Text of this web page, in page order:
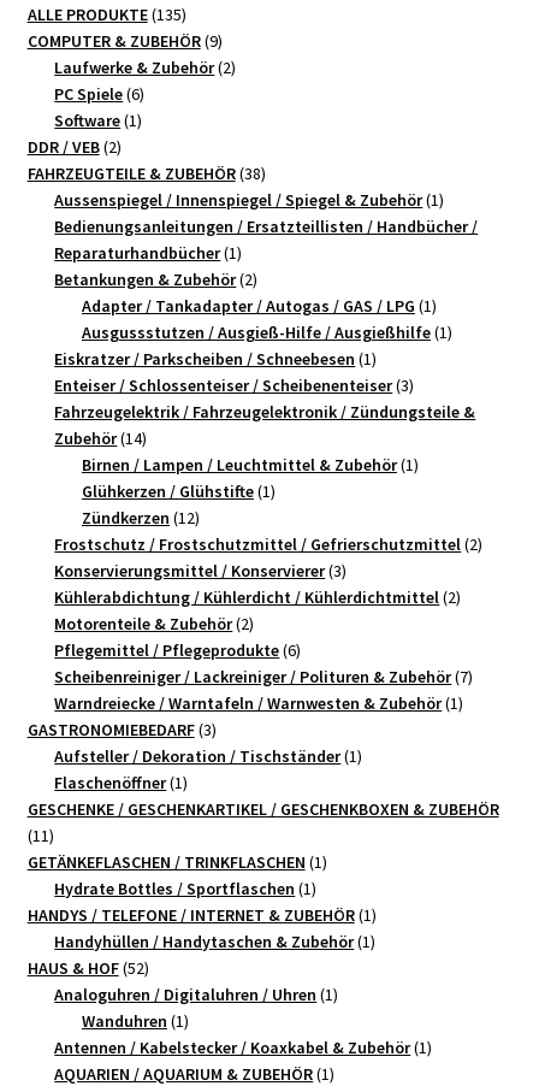
ALLE PRODUKTE 135135
Produkte
COMPUTER & ZUBEHÖR 99
Produkte
Laufwerke & Zubehör 22
PC Spiele 66
Produkte
Software 11
DDR / VEB 22
Produkte
FAHRZEUGTEILE & ZUBEHÖR 3838
Produkte
Aussenspiegel / Innenspiegel / Spiegel & Zubehör 11
Produkt
Bedienungsanleitungen / Ersatzteillisten / Handbücher /
Reparaturhandbücher 11
Produkt
Betankungen & Zubehör 22
Produkte
Adapter / Tankadapter / Autogas / GAS / LPG 11
Produkt
Ausgussstutzen / Ausgieß-Hilfe / Ausgießhilfe 11
Eiskratzer / Parkscheiben / Schneebesen 11
Produkt
Enteiser / Schlossenteiser / Scheibenenteiser 33
Produkte
Fahrzeugelektrik / Fahrzeugelektronik / Zündungsteile &
Zubehör 1414
Produkte
Birnen / Lampen / Leuchtmittel & Zubehör 11
Glühkerzen / Glühstifte 11
Zündkerzen 1212
Produkte
Frostschutz / Frostschutzmittel / Gefrierschutzmittel 22
Konservierungsmittel / Konservierer 33
Produkte
Kühlerabdichtung / Kühlerdicht / Kühlerdichtmittel 22
Motorenteile & Zubehör 22
Produkte
Pflegemittel / Pflegeprodukte 66
Produkte
Scheibenreiniger / Lackreiniger / Polituren & Zubehör 77
Warndreiecke / Warntafeln / Warnwesten & Zubehör 11
GASTRONOMIEBEDARF 33
Produkte
Aufsteller / Dekoration / Tischständer 11
Flaschenöffner 11
Produkt
GESCHENKE / GESCHENKARTIKEL / GESCHENKBOXEN & ZUBEHÖR
1111
Produkte
GETÄNKEFLASCHEN / TRINKFLASCHEN 11
Hydrate Bottles / Sportflaschen 11
Produkt
HANDYS / TELEFONE / INTERNET & ZUBEHÖR 11
Produkt
Handyhüllen / Handytaschen & Zubehör 11
HAUS & HOF 5252
Produkte
Analoguhren / Digitaluhren / Uhren 11
Wanduhren 11
Produkt
Antennen / Kabelstecker / Koaxkabel & Zubehör 11
AQUARIEN / AQUARIUM & ZUBEHÖR 11